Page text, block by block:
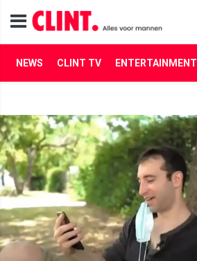
NEWS CLINT TV ENTERTAINMENT